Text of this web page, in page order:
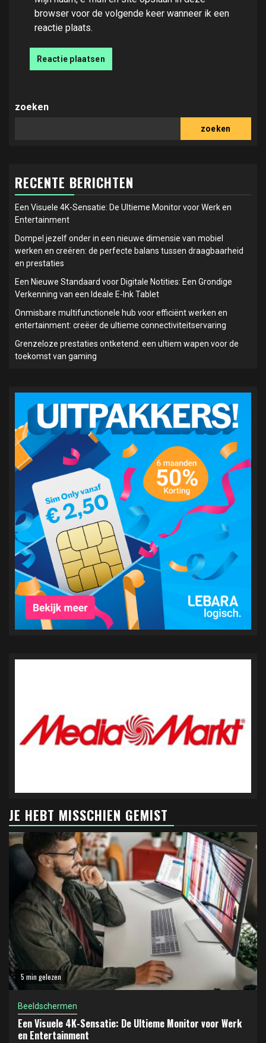
browser voor de volgende keer wanneer ik een
reactie plaats.
zoeken
zoeken
RECENTE BERICHTEN
Een Visuele 4K-Sensatie: De Ultieme Monitor voor Werk en
Entertainment
Dompel jezelf onder in een nieuwe dimensie van mobiel
werken en creëren: de perfecte balans tussen draagbaarheid
en prestaties
Een Nieuwe Standaard voor Digitale Notities: Een Grondige
Verkenning van een Ideale E-Ink Tablet
Onmisbare multifunctionele hub voor efficiënt werken en
entertainment: creëer de ultieme connectiviteitservaring
Grenzeloze prestaties ontketend: een ultiem wapen voor de
toekomst van gaming
JE HEBT MISSCHIEN GEMIST
5 min gelezen
Beeldschermen
Een Visuele 4K-Sensatie: De Ultieme Monitor voor Werk
en Entertainment